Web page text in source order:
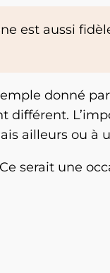
est aussi
donné
différent.
ailleurs ou à
serait une